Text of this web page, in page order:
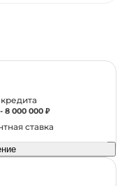
8 000 000 ₽
ставка